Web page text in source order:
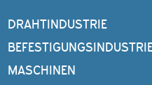
DRAHTINDUSTRIE
MASCHINEN